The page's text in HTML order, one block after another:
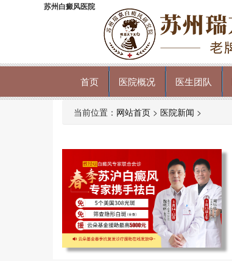
苏州白癜风医院
首页 医院概况 医生团队
当前位置： 网站首页 > 医院新闻 >